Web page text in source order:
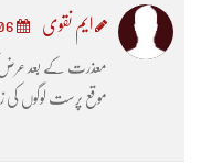
ایم نقوی
معذرت کے بعد عرض
موقع پرست لوگوں کی